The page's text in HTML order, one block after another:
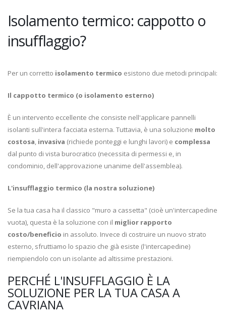
Isolamento termico: cappotto o
insufflaggio?
Per un corretto isolamento termico esistono due metodi principali:
Il cappotto termico (o isolamento esterno)
È un intervento eccellente che consiste nell'applicare pannelli
isolanti sull'intera facciata esterna. Tuttavia, è una soluzione molto
costosa, invasiva (richiede ponteggi e lunghi lavori) e complessa
dal punto di vista burocratico (necessita di permessi e, in
condominio, dell'approvazione unanime dell'assemblea).
L'insufflaggio termico (la nostra soluzione)
Se la tua casa ha il classico "muro a cassetta" (cioè un'intercapedine
vuota), questa è la soluzione con il miglior rapporto
costo/beneficio in assoluto. Invece di costruire un nuovo strato
esterno, sfruttiamo lo spazio che già esiste (l'intercapedine)
riempiendolo con un isolante ad altissime prestazioni.
PERCHÉ L'INSUFFLAGGIO È LA
SOLUZIONE PER LA TUA CASA A
CAVRIANA